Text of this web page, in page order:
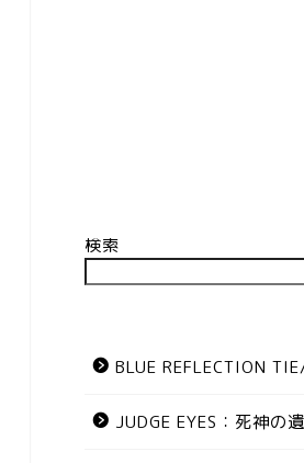
検索
BLUE REFLECTION
JUDGE EYES：死神の